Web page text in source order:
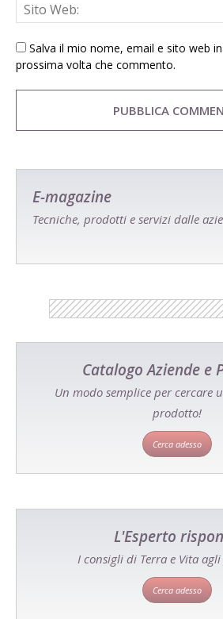
Salva il mio nome, email e sito web
prossima volta che commento.
E-magazine
Tecniche, prodotti e servizi dalle
Catalogo Aziende e
Un modo semplice per cercare
prodotto!
Cerca adesso
L'Esperto
I consigli di Terra e Vita
Cerca adesso